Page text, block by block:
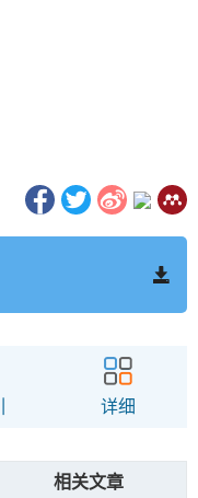
详细
相关文章